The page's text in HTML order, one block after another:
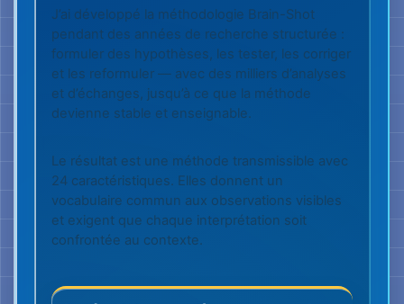
calme
Lorsque les personnes supposent moins et
vérifient avec plus de précision, les réactions
d’alarme inutiles peuvent diminuer. La
communication peut devenir plus claire, parce
que les suppositions sont reconnues plus tôt
Beaucoup de conflits ne naissent pas de la
méchanceté, mais d’interprétations non
vérifiées.
expression du visage. Brain-Shot